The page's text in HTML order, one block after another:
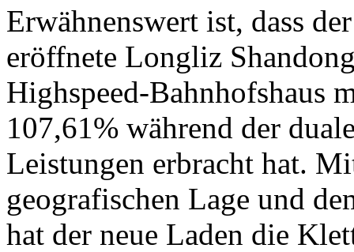
Erwähnenswert ist, dass
eröffnete Longliz
Highspeed-Bahnhofshaus
107,61% während der
Leistungen erbracht hat.
geografischen Lage und
hat der neue Laden die